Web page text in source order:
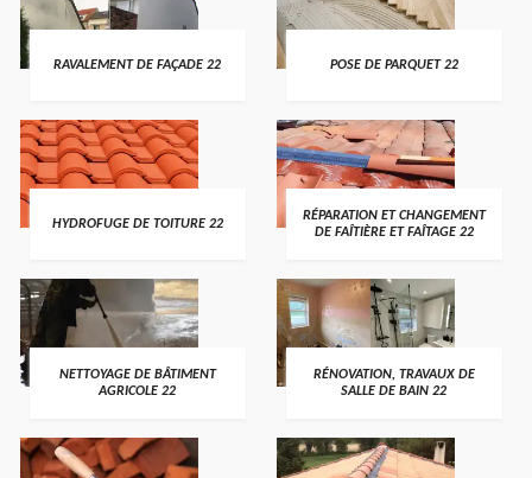
RAVALEMENT DE FAÇADE 22 POSE DE PARQUET 22
HYDROFUGE DE TOITURE 22
RÉPARATION ET CHANGEMENT
DE FAÎTIÈRE ET FAÎTAGE 22
NETTOYAGE DE BÂTIMENT
AGRICOLE 22
RÉNOVATION, TRAVAUX DE
SALLE DE BAIN 22